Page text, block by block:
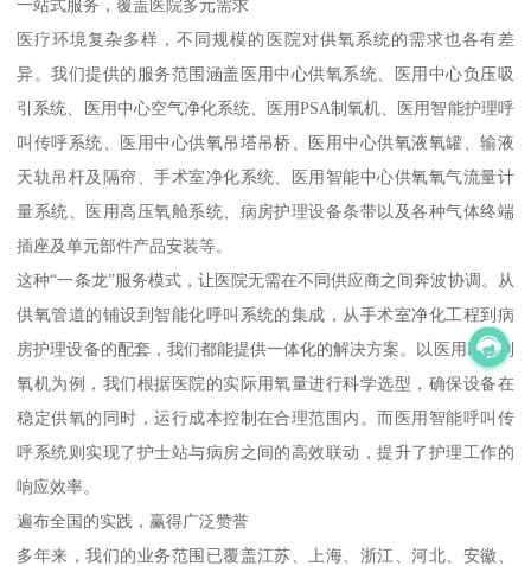
一站式服务，覆盖医院多元需求
医疗环境复杂多样，不同规模的医院对供氧系统的需求也各有差
异。我们提供的服务范围涵盖医用中心供氧系统、医用中心负压吸
引系统、医用中心空气净化系统、医用PSA制氧机、医用智能护理呼
叫传呼系统、医用中心供氧吊塔吊桥、医用中心供氧液氧罐、输液
天轨吊杆及隔帘、手术室净化系统、医用智能中心供氧氧气流量计
量系统、医用高压氧舱系统、病房护理设备条带以及各种气体终端
插座及单元部件产品安装等。
这种“一条龙”服务模式，让医院无需在不同供应商之间奔波协调。从
供氧管道的铺设到智能化呼叫系统的集成，从手术室净化工程到病
房护理设备的配套，我们都能提供一体化的解决方案。以医用PSA制
氧机为例，我们根据医院的实际用氧量进行科学选型，确保设备在
稳定供氧的同时，运行成本控制在合理范围内。而医用智能呼叫传
呼系统则实现了护士站与病房之间的高效联动，提升了护理工作的
响应效率。
遍布全国的实践，赢得广泛赞誉
多年来，我们的业务范围已覆盖江苏、上海、浙江、河北、安徽、